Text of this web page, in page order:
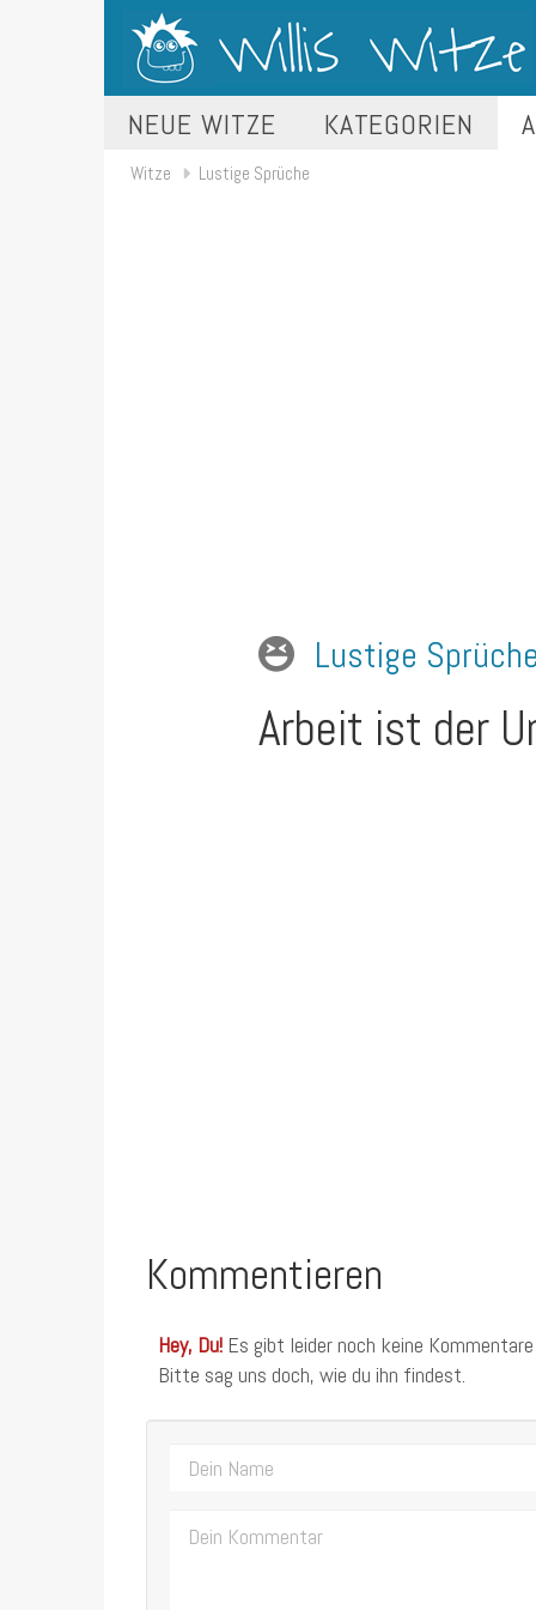
NEUE WITZE KATEGORIEN
Witze Lustige Sprüche
Lustige Sprüche
Arbeit ist der
Kommentieren
Hey, Du! Es gibt leider noch keine
Bitte sag uns doch, wie du ihn findest.